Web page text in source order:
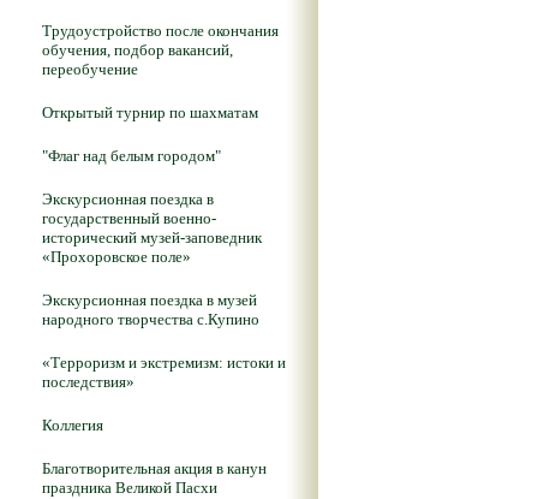
Трудоустройство после окончания
обучения, подбор вакансий,
переобучение
Открытый турнир по шахматам
"Флаг над белым городом"
Экскурсионная поездка в
государственный военно-
исторический музей-заповедник
«Прохоровское поле»
Экскурсионная поездка в музей
народного творчества с.Купино
«Терроризм и экстремизм: истоки и
последствия»
Коллегия
Благотворительная акция в канун
праздника Великой Пасхи